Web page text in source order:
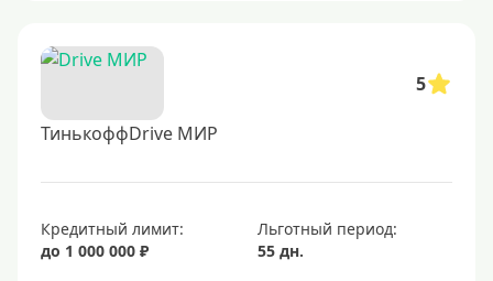
5
ТинькоффDrive МИР
Кредитный лимит:
до 1 000 000 ₽
Льготный период:
55 дн.